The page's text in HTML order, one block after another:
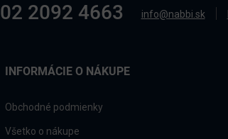
02 2092 4663 info@nabbi.sk
INFORMÁCIE O NÁKUPE
Obchodné podmienky
Všetko o nákupe